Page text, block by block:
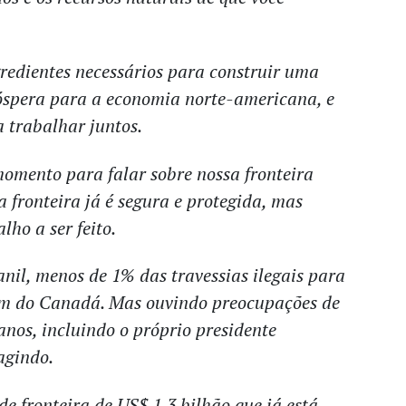
necessários para construir uma
para a economia norte-americana, e
trabalhar juntos.
para falar sobre nossa fronteira
fronteira já é segura e protegida, mas
a ser feito.
menos de 1% das travessias ilegais para
do Canadá. Mas ouvindo preocupações de
incluindo o próprio presidente